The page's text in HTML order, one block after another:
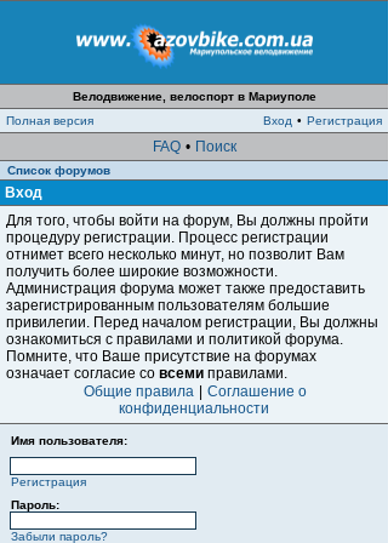
Велодвижение, велоспорт в Мариуполе
Полная версия
Вход • Регистрация
FAQ • Поиск
Список форумов
Вход
Для того, чтобы войти на форум, Вы должны пройти
процедуру регистрации. Процесс регистрации
отнимет всего несколько минут, но позволит Вам
получить более широкие возможности.
Администрация форума может также предоставить
зарегистрированным пользователям большие
привилегии. Перед началом регистрации, Вы должны
ознакомиться с правилами и политикой форума.
Помните, что Ваше присутствие на форумах
означает согласие со всеми правилами.
Общие правила
Соглашение о
конфиденциальности
Имя пользователя:
Регистрация
Пароль:
Забыли пароль?